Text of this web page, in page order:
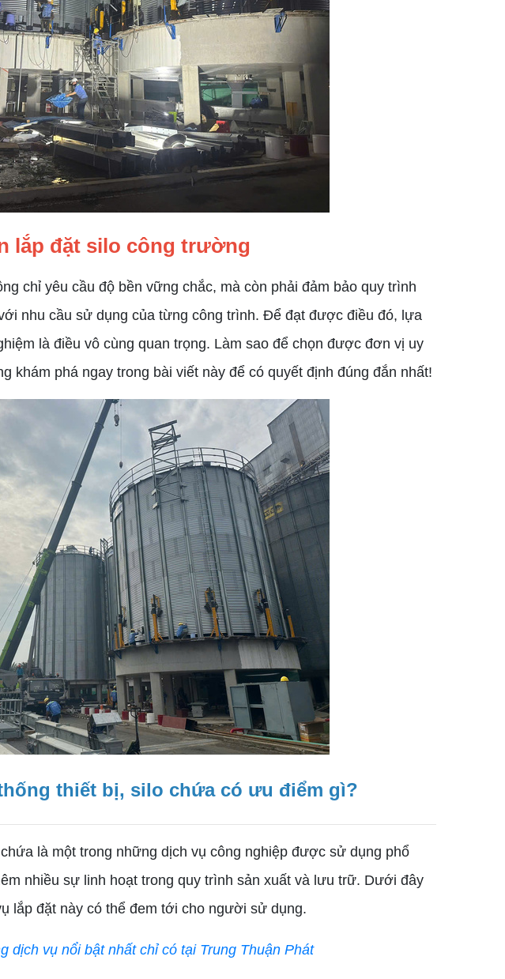
GÀU TẢI 3
Giá:Liên hệ
GÀU TẢI 2
lắp đặt silo công trường
chỉ yêu cầu độ bền vững chắc, mà còn phải đảm bảo quy trình
nhu cầu sử dụng của từng công trình. Để đạt được điều đó, lựa
là điều vô cùng quan trọng. Làm sao để chọn được đơn vị uy
khám phá ngay trong bài viết này để có quyết định đúng đắn nhất!
thiết bị, silo chứa có ưu điểm gì?
là một trong những dịch vụ công nghiệp được sử dụng phổ
nhiều sự linh hoạt trong quy trình sản xuất và lưu trữ. Dưới đây
lắp đặt này có thể đem tới cho người sử dụng.
dịch vụ nổi bật nhất chỉ có tại Trung Thuận Phát